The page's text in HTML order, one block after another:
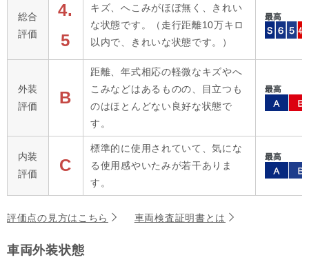
総合
評価
4.
5
キズ、へこみがほぼ無く、きれい
な状態です。（走行距離10万キロ
以内で、きれいな状態です。）
外装
評価
B
距離、年式相応の軽微なキズやへ
こみなどはあるものの、目立つも
のはほとんどない良好な状態で
す。
内装
評価
C
標準的に使用されていて、気にな
る使用感やいたみが若干ありま
す。
評価点の見方はこちら 車両検査証明書とは
車両外装状態